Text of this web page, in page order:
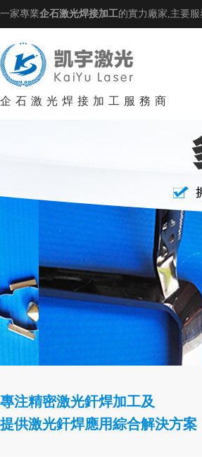
一家專業企石激光焊接加工的實力廠家,主要
企石激光焊接加工服務商
專注精密激光釬焊加工及
提供激光釬焊應用綜合解決方案